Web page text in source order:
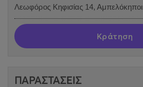
Λεωφόρος Κηφισίας 14, Αμπελόκηποι
Κράτηση
ΠΑΡΑΣΤΑΣΕΙΣ